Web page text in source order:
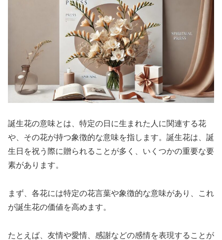
誕生花の意味とは、特定の日に生まれた人に関連する花
や、その花が持つ象徴的な意味を指します。誕生花は、誕
生日を祝う際に贈られることが多く、いくつかの重要な要
素があります。
まず、各花には特定の花言葉や象徴的な意味があり、これ
が誕生花の価値を高めます。
たとえば、友情や愛情、感謝などの感情を表現することが